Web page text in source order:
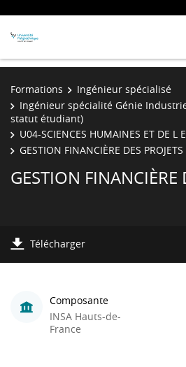
Formations
Ingénieur spécialisé
Ingénieur spécialité Génie
statut étudiant)
U04-SCIENCES HUMAINES ET DE L
GESTION FINANCIÈRE DES PROJETS
GESTION FINANCIÈRE
Télécharger
Composante
INSA Hauts-de-
France